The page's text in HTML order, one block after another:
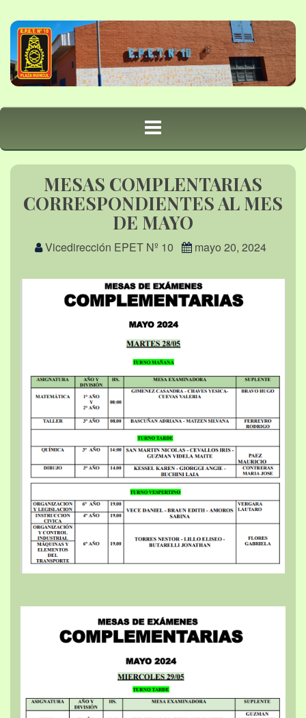
MESAS COMPLENTARIAS
CORRESPONDIENTES AL MES
DE MAYO
Vicedirección EPET Nº 10 mayo 20, 2024